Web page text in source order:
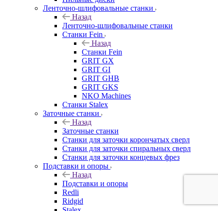
Ленточно-шлифовальные станки
Назад
Ленточно-шлифовальные станки
Станки Fein
Назад
Станки Fein
GRIT GX
GRIT GI
GRIT GHB
GRIT GKS
NKO Machines
Станки Stalex
Заточные станки
Назад
Заточные станки
Станки для заточки корончатых сверл
Станки для заточки спиральных сверл
Станки для заточки концевых фрез
Подставки и опоры
Назад
Подставки и опоры
Redli
Ridgid